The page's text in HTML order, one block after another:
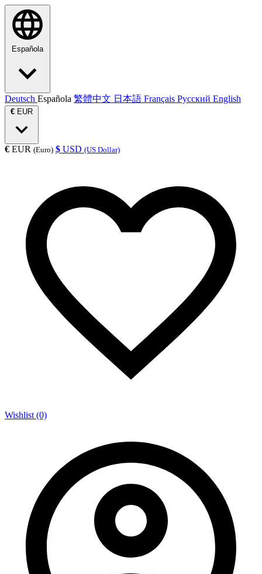
Española
Deutsch Española 繁體中文 日本語 Français Русский English
€ EUR
€ EUR (Euro) $ USD (US Dollar)
Wishlist (0)